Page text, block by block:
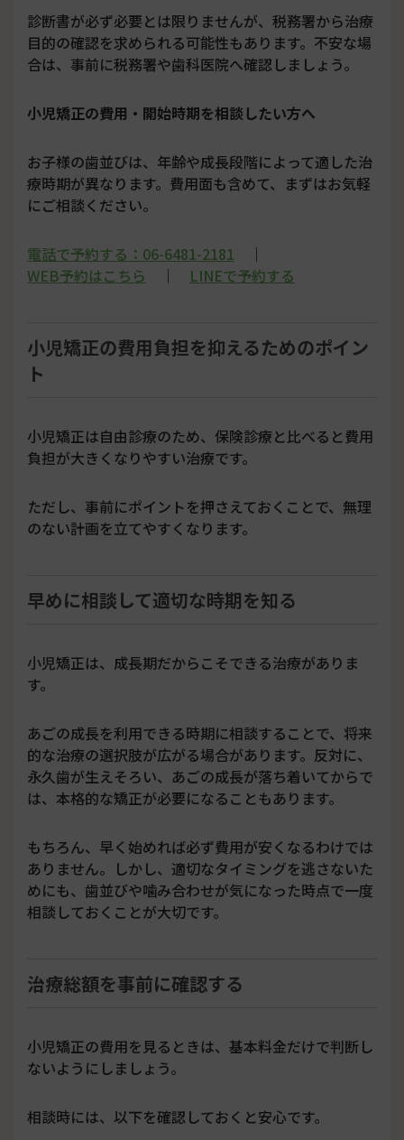
診断書が必ず必要とは限りませんが、税務署から治療
目的の確認を求められる可能性もあります。不安な場
合は、事前に税務署や歯科医院へ確認しましょう。
小児矯正の費用・開始時期を相談したい方へ
お子様の歯並びは、年齢や成長段階によって適した治
療時期が異なります。費用面も含めて、まずはお気軽
にご相談ください。
電話で予約する：06-6481-2181 ｜
WEB予約はこちら ｜ LINEで予約する
小児矯正の費用負担を抑えるためのポイン
ト
小児矯正は自由診療のため、保険診療と比べると費用
負担が大きくなりやすい治療です。
ただし、事前にポイントを押さえておくことで、無理
のない計画を立てやすくなります。
早めに相談して適切な時期を知る
小児矯正は、成長期だからこそできる治療がありま
す。
あごの成長を利用できる時期に相談することで、将来
的な治療の選択肢が広がる場合があります。反対に、
永久歯が生えそろい、あごの成長が落ち着いてからで
は、本格的な矯正が必要になることもあります。
もちろん、早く始めれば必ず費用が安くなるわけでは
ありません。しかし、適切なタイミングを逃さないた
めにも、歯並びや噛み合わせが気になった時点で一度
相談しておくことが大切です。
治療総額を事前に確認する
小児矯正の費用を見るときは、基本料金だけで判断し
ないようにしましょう。
相談時には、以下を確認しておくと安心です。